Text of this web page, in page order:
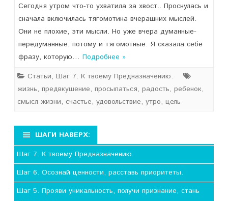
Сегодня утром что-то ухватила за хвост.. Проснулась и
сначала включилась тягомотина вчерашних мыслей.
Они не плохие, эти мысли. Но уже вчера думанные-
передуманные, потому и тягомотные. Я сказала себе
фразу, которую… Подробнее »
Статьи, Шаг 7. К твоему Предназначению.
жизнь, предвкушение, просыпаться, радость, ребенок,
смысл жизни, счастье, удовольствие, утро, цель
ШАГИ НАВЕРХ:
Шаг 7. К твоему Предназначению.
Шаг 6. Осознай ценности, расставь приоритеты.
Шаг 5. Прояви уникальность, получи признание, стань